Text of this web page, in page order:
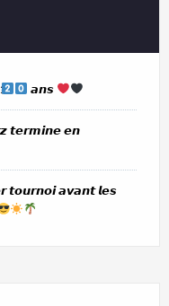
𝙖𝙣𝙨
𝙩𝙚𝙧𝙢𝙞𝙣𝙚 𝙚𝙣
𝙩𝙤𝙪𝙧𝙣𝙤𝙞 𝙖𝙫𝙖𝙣𝙩 𝙡𝙚𝙨